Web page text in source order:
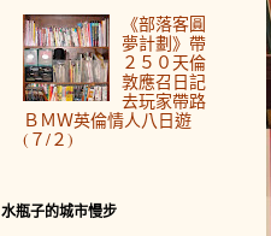
《部落客圓
夢計劃》帶
２５０天倫
敦應召日記
去玩家帶路
ＢＭＷ英倫情人八日遊
(７/２)
水瓶子的城市慢步